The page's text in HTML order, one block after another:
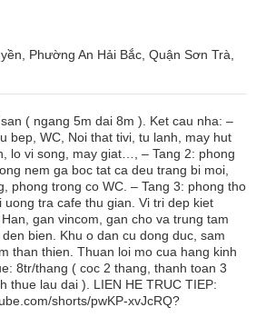
Phường An Hải Bắc, Quận Sơn Trà,
( ngang 5m dai 8m ). Ket cau nha: –
bep, WC, Noi that tivi, tu lanh, may hut
lo vi song, may giat…, – Tang 2: phong
nem ga boc tat ca deu trang bi moi,
phong trong co WC. – Tang 3: phong tho
tra cafe thu gian. Vi tri dep kiet
gan vincom, gan cho va trung tam
bien. Khu o dan cu dong duc, sam
than thien. Thuan loi mo cua hang kinh
8tr/thang ( coc 2 thang, thanh toan 3
thue lau dai ). LIEN HE TRUC TIEP:
shorts/pwKP-xvJcRQ?